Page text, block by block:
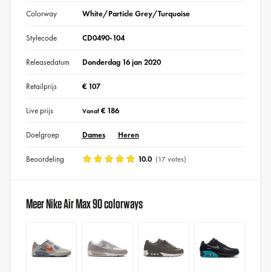
Colorway White/Particle Grey/Turquoise
Stylecode CD0490-104
Releasedatum Donderdag 16 jan 2020
Retailprijs € 107
Live prijs Vanaf€ 186
Doelgroep Dames Heren
Beoordeling 10.0 (17 votes)
Meer Nike Air Max 90 colorways